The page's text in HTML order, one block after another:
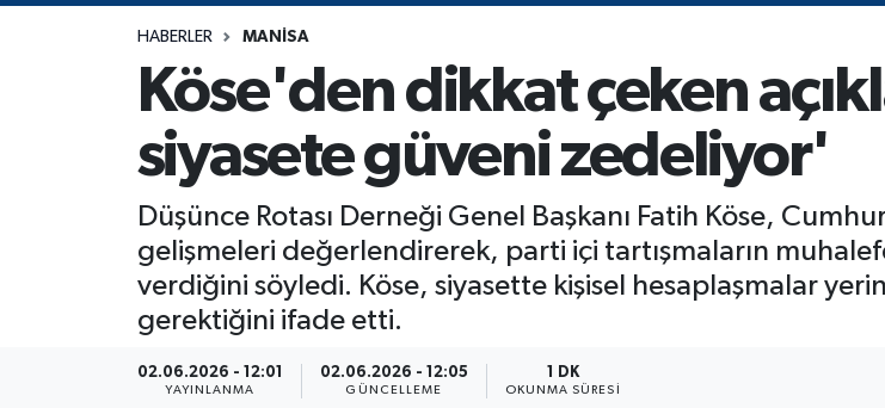
HABERLER MANISA
Köse'den dikkat çeken
siyasete güveni zedeliyor'
Düşünce Rotası Derneği Genel Başkanı Fatih Köse,
gelişmeleri değerlendirerek, parti içi tartışmaların
verdiğini söyledi. Köse, siyasette kişisel hesaplaşmalar
gerektiğini ifade etti.
02.06.2026 - 12:01
YAYINLANMA
02.06.2026 - 12:05
GÜNCELLEME
1 DK
OKUNMA SÜRESI
Bilim Teknoloji
Advertising news
Canlı Maç
Tüm Manşetler
Son Dakika Haberleri
Haber Arşivi